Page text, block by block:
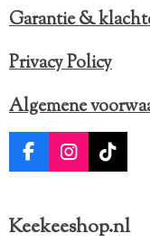
Garantie &
Privacy Policy
Algemene
F
a
b
I
n
a
T
i
o
Keekeeshop.nl